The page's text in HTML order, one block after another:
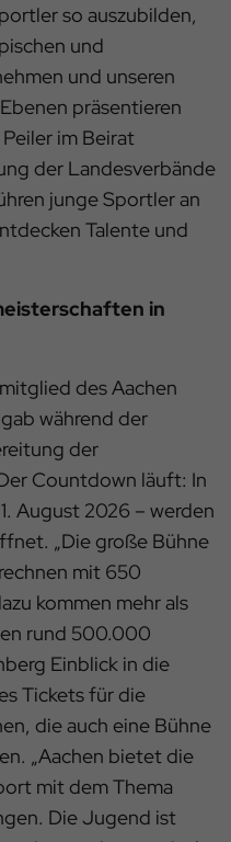
so auszubilden,
und
und unseren
präsentieren
im Beirat
der Landesverbände
junge Sportler an
Talente und
in
des Aachen
während der
der
Countdown läuft: In
August 2026 – werden
„Die große Bühne
mit 650
kommen mehr als
rund 500.000
Einblick in die
Tickets für die
die auch eine Bühne
„Aachen bietet die
mit dem Thema
Die Jugend ist